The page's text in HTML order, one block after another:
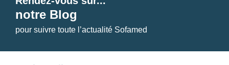
notre Blog
pour suivre toute l’actualité Sofamed